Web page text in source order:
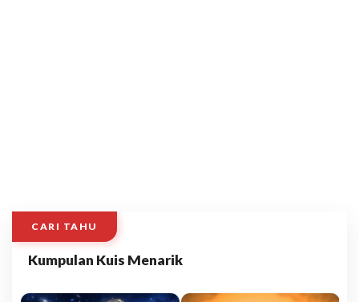
CARI TAHU
Kumpulan Kuis Menarik